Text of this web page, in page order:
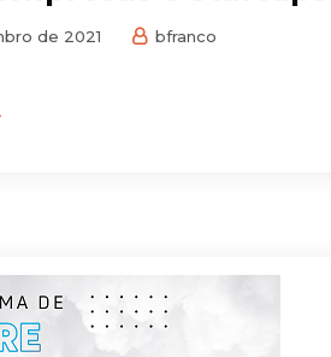
de 2021 bfranco